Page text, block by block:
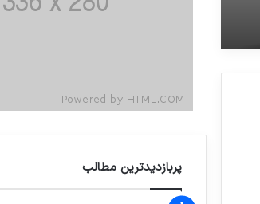
پربازدیدترین مطالب